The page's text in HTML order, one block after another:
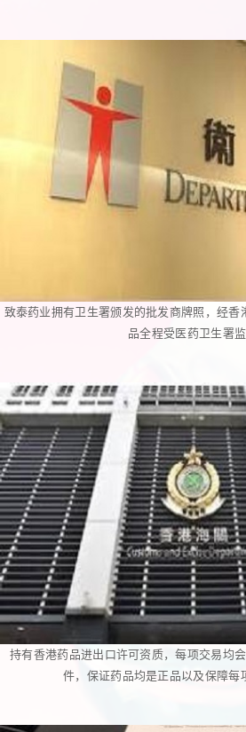
致泰药业拥有卫生署颁发的批发商牌照，经香
品全程受医药卫生署监
持有香港药品进出口许可资质，每项交易均
件，保证药品均是正品以及保障每